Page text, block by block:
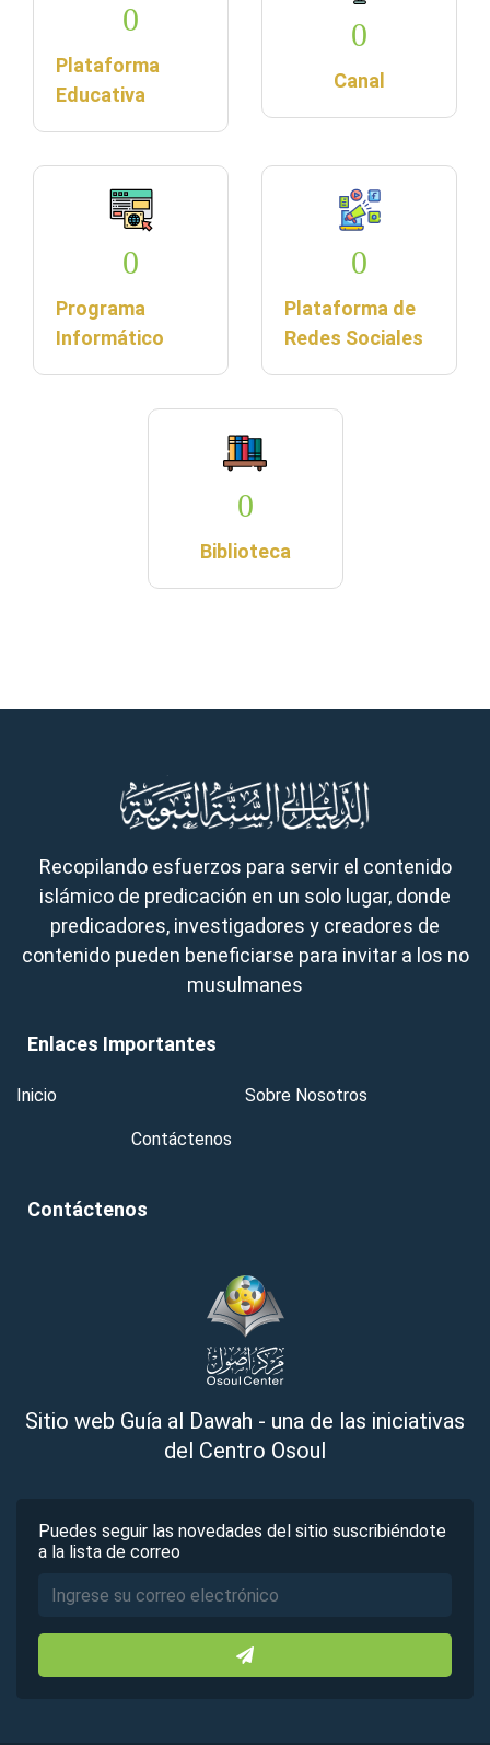
0
Plataforma
Educativa
0
Canal
0
Programa
Informático
0
Plataforma de
Redes Sociales
0
Biblioteca
Recopilando esfuerzos para servir el contenido
islámico de predicación en un solo lugar, donde
predicadores, investigadores y creadores de
contenido pueden beneficiarse para invitar a los no
musulmanes
Enlaces Importantes
Inicio Sobre Nosotros
Contáctenos
Contáctenos
Sitio web Guía al Dawah - una de las iniciativas
del Centro Osoul
Puedes seguir las novedades del sitio suscribiéndote
a la lista de correo